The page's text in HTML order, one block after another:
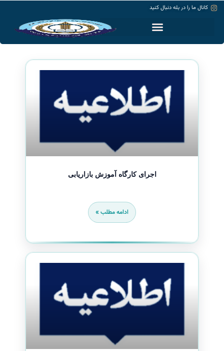
کانال ما را در بله دنبال کنید
اجرای کارگاه آموزش بازاریابی
ادامه مطلب »